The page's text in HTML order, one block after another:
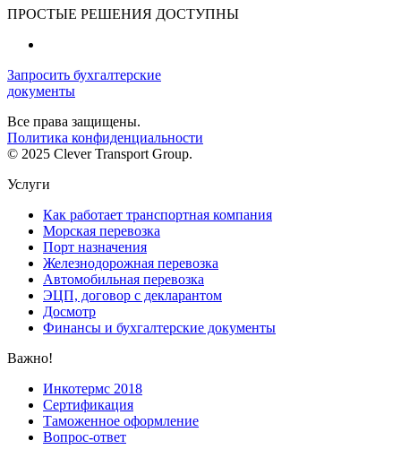
ПРОСТЫЕ РЕШЕНИЯ ДОСТУПНЫ
Запросить бухгалтерские
документы
Все права защищены.
Политика конфиденциальности
© 2025 Clever Transport Group.
Услуги
Как работает транспортная компания
Морская перевозка
Порт назначения
Железнодорожная перевозка
Автомобильная перевозка
ЭЦП, договор с декларантом
Досмотр
Финансы и бухгалтерские документы
Важно!
Инкотермс 2018
Сертификация
Таможенное оформление
Вопрос-ответ